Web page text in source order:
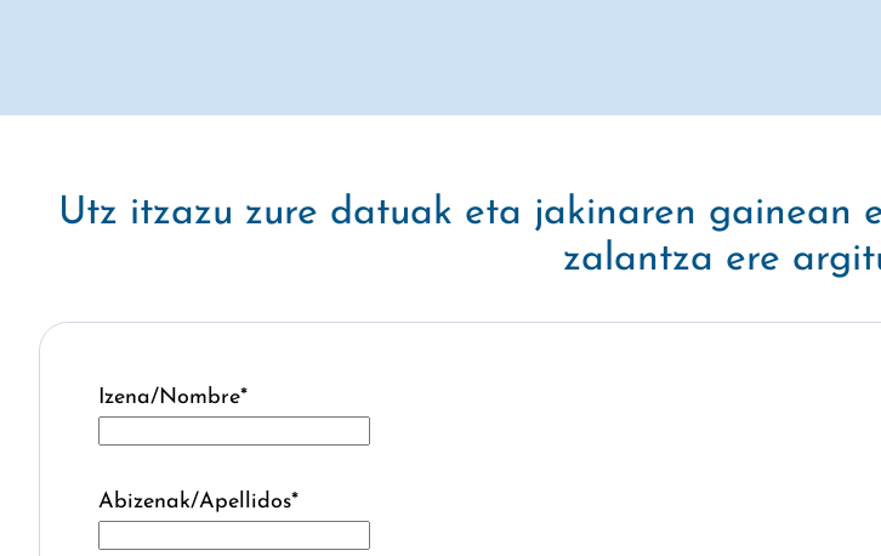
Utz itzazu zure datuak eta jakinaren gainean
zalantza ere
Izena/Nombre*
Abizenak/Apellidos*